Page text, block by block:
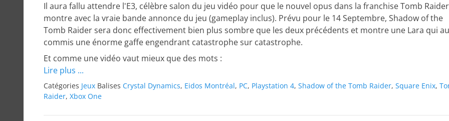
Il aura fallu attendre l'E3, célèbre salon du jeu vidéo pour que le nouvel opus dans la franchise Tomb
montre avec la vraie bande annonce du jeu (gameplay inclus). Prévu pour le 14 Septembre, Shadow of the
Tomb Raider sera donc effectivement bien plus sombre que les deux précédents et montre une Lara qui
commis une énorme gaffe engendrant catastrophe sur catastrophe.
Et comme une vidéo vaut mieux que des mots :
Lire plus ...
Catégories Jeux Balises Crystal Dynamics, Eidos Montréal, PC, Playstation 4, Shadow of the Tomb Raider, Square Enix,
Raider, Xbox One